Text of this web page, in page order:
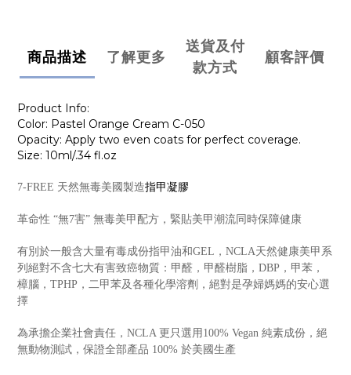
商品描述 了解更多
送貨及付
款方式
顧客評價
Product Info:
Color: Pastel Orange Cream C-050
Opacity: Apply two even coats for perfect coverage.
Size: 10ml/.34 fl.oz
7-FREE 天然無毒美國製造指甲凝膠
革命性 “無7害” 無毒美甲配方，緊貼美甲潮流同時保障健康
有別於一般含大量有毒成份指甲油和GEL，NCLA天然健康美甲系
列絕對不含七大有害致癌物質：甲醛，甲醛樹脂，DBP，甲苯，
樟腦，TPHP，二甲苯及各種化學溶劑，絕對是孕婦媽媽的安心選
擇
為承擔企業社會責任，NCLA 更只選用100% Vegan 純素成份，絕
無動物測試，保證全部產品 100% 於美國生產